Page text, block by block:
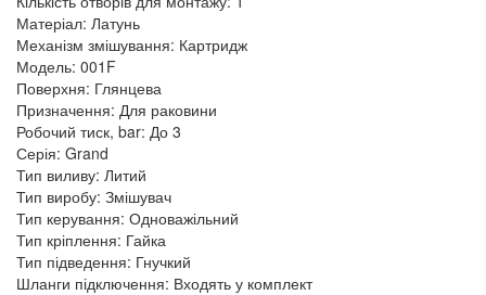
Матеріал: Латунь
Механізм змішування: Картридж
Модель: 001F
Поверхня: Глянцева
Призначення: Для раковини
Робочий тиск, bar: До 3
Серія: Grand
Тип виливу: Литий
Тип виробу: Змішувач
Тип керування: Одноважільний
Тип кріплення: Гайка
Тип підведення: Гнучкий
Шланги підключення: Входять у комплект